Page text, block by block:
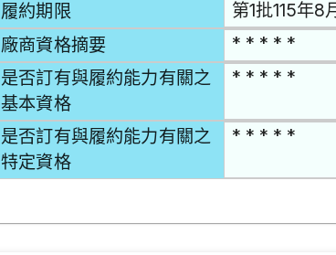
履約期限 第1批115年8
廠商資格摘要 * * * * *
是否訂有與履約能力有關之
基本資格
* * * * *
是否訂有與履約能力有關之
特定資格
* * * * *